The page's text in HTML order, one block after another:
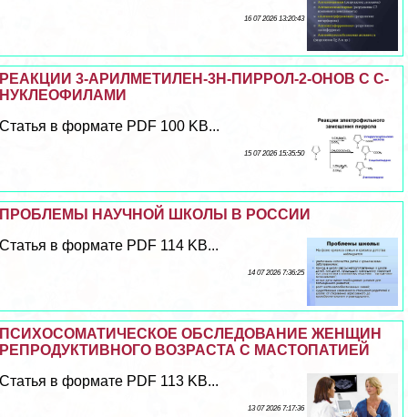
16 07 2026 13:20:43
РЕАКЦИИ 3-АРИЛМЕТИЛЕН-3H-ПИРРОЛ-2-ОНОВ С С-
НУКЛЕОФИЛАМИ
Статья в формате PDF 100 KB...
15 07 2026 15:35:50
ПРОБЛЕМЫ НАУЧНОЙ ШКОЛЫ В РОССИИ
Статья в формате PDF 114 KB...
14 07 2026 7:36:25
ПСИХОСОМАТИЧЕСКОЕ ОБСЛЕДОВАНИЕ ЖЕНЩИН
РЕПРОДУКТИВНОГО ВОЗРАСТА С МАСТОПАТИЕЙ
Статья в формате PDF 113 KB...
13 07 2026 7:17:36